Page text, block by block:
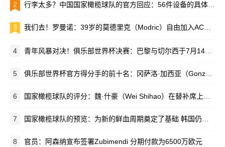
2 行李太多？中国国家橄榄球队的官方回应：56件设备的具体情况如下
3 我们去！罗曼诺：39岁的莫德里克（Modric）自由加入AC米兰（AC Milan）
4 青年风暴对决！俱乐部世界杯决赛：巴黎与切尔西于7月14日开始
5 俱乐部世界杯官方得分手的前十名：冈萨洛·加西亚（Gonzalo Garcia）以4个进球排名第一 其余9人被淘汰
6 国家橄榄球队的评分：魏·什豪（Wei Shihao）在替补席上的最高分
7 国家橄榄球队的预览：为新的鲜血周期奠定了基础 韩国仍然需要在第一场比赛中放开手脚
8 官员：阿森纳宣布签署Zubimendi 分期付款为6500万欧元